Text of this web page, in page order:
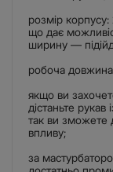
розмір
що дає
ширину —
робоча
якщо ви
дістаньте рукав
так ви зможете
впливу;
за